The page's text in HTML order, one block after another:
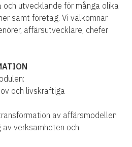
utvecklande för många olika
samt företag. Vi välkomnar
affärsutvecklare, chefer
och livskraftiga
av affärsmodellen
verksamheten och